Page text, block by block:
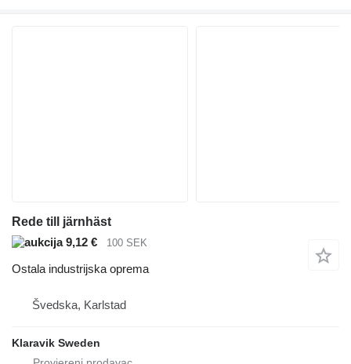
Rede till järnhäst
9,12 €
100 SEK
Ostala industrijska oprema
Švedska, Karlstad
Klaravik Sweden